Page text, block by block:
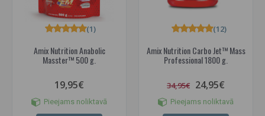
Amix Nutrition Anabolic
Masster™ 500 g.
(1)
19,95€
Pieejams noliktavā
Amix Nutrition Carbo Jet™ Mass
Professional 1800 g.
(12)
34,95€ 24,95€
Pieejams noliktavā